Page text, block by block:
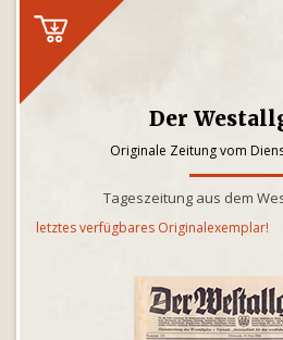
Der
Originale Zeitung vom
Tageszeitung aus dem
letztes verfügbares Originalexemplar!